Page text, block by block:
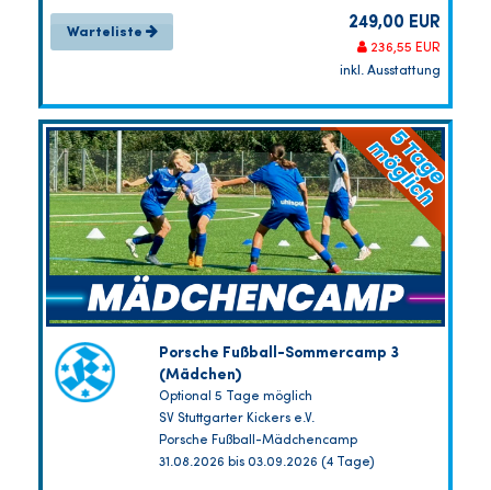
Warteliste 249,00 EUR
236,55 EUR
inkl. Ausstattung
Porsche Fußball-Sommercamp 3
(Mädchen)
Optional 5 Tage möglich
SV Stuttgarter Kickers e.V.
Porsche Fußball-Mädchencamp
31.08.2026 bis 03.09.2026 (4 Tage)